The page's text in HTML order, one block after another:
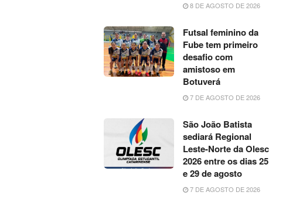
8 DE AGOSTO DE 2026
Futsal feminino da
Fube tem primeiro
desafio com
amistoso em
Botuverá
7 DE AGOSTO DE 2026
São João Batista
sediará Regional
Leste-Norte da Olesc
2026 entre os dias 25
e 29 de agosto
7 DE AGOSTO DE 2026